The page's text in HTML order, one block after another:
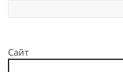
Сайт